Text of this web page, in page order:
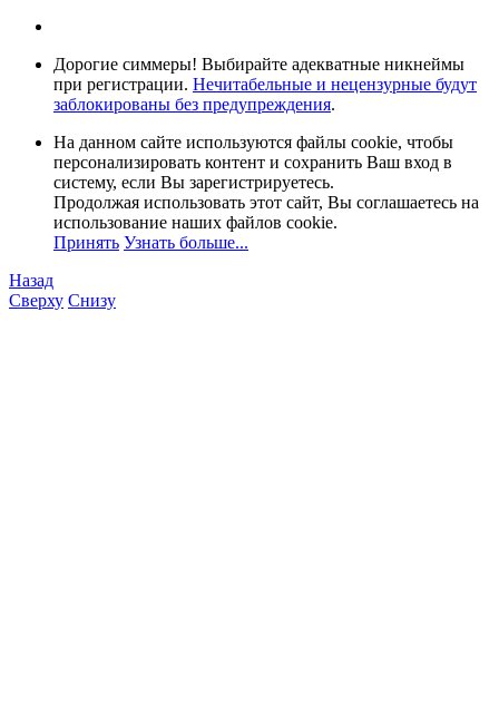
Дорогие симмеры! Выбирайте адекватные никнеймы
при регистрации. Нечитабельные и нецензурные будут
заблокированы без предупреждения.
На данном сайте используются файлы cookie, чтобы
персонализировать контент и сохранить Ваш вход в
систему, если Вы зарегистрируетесь.
Продолжая использовать этот сайт, Вы соглашаетесь на
использование наших файлов cookie.
Принять Узнать больше...
Назад
Сверху Снизу